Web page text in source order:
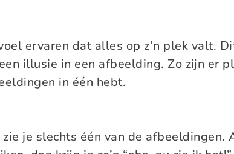
ervaren dat alles op z’n plek valt.
illusie in een afbeelding. Zo zijn er
in één hebt.
zie je slechts één van de afbeeldingen.